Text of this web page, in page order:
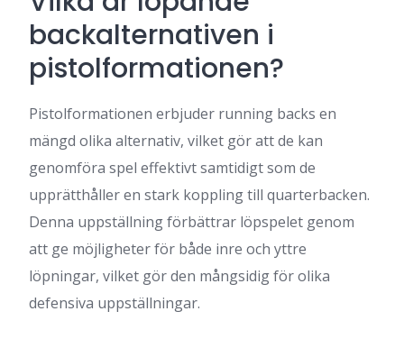
backalternativen i
pistolformationen?
Pistolformationen erbjuder running backs en
mängd olika alternativ, vilket gör att de kan
genomföra spel effektivt samtidigt som de
upprätthåller en stark koppling till quarterbacken.
Denna uppställning förbättrar löpspelet genom
att ge möjligheter för både inre och yttre
löpningar, vilket gör den mångsidig för olika
defensiva uppställningar.